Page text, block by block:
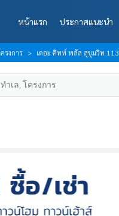
หน้าแรก ประกาศแนะนำ
รงการ เดอะ คิทท์ พลัส สุขุมวิท 113